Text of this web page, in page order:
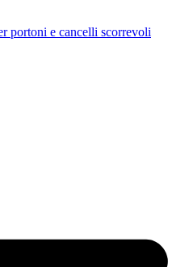
portoni e cancelli scorrevoli